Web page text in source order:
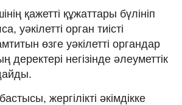
қажетті құжаттары бүлініп
уәкілетті орган тиісті
өзге уәкілетті органдар
негізінде әлеуметтік
жергілікті әкімдікке